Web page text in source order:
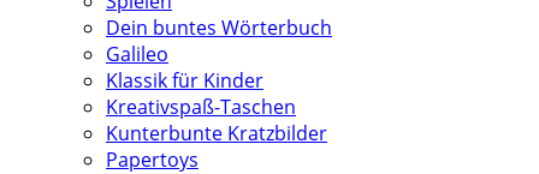
Dein buntes Wörterbuch
Galileo
Klassik für Kinder
Kreativspaß-Taschen
Kunterbunte Kratzbilder
Papertoys